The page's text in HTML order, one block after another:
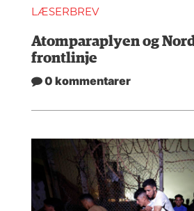
LÆSERBREV
Atomparaplyen og
frontlinje
0 kommentarer